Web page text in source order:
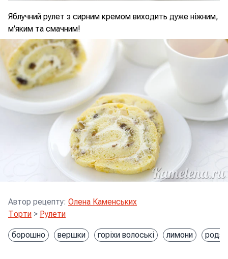
Яблучний рулет з сирним кремом виходить дуже ніжним,
м'яким та смачним!
Автор рецепту: Олена Каменських
Торти > Рулети
борошно вершки горіхи волоські лимони